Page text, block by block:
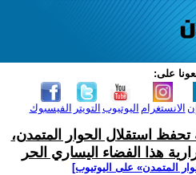
على:
الفيسبوك التويتر اليوتيوب الانستغرام
تحفظ استقلال الحوار المتمدن،
هذا الفضاء اليساري الحر
المتمدن» على اليوتيوب]